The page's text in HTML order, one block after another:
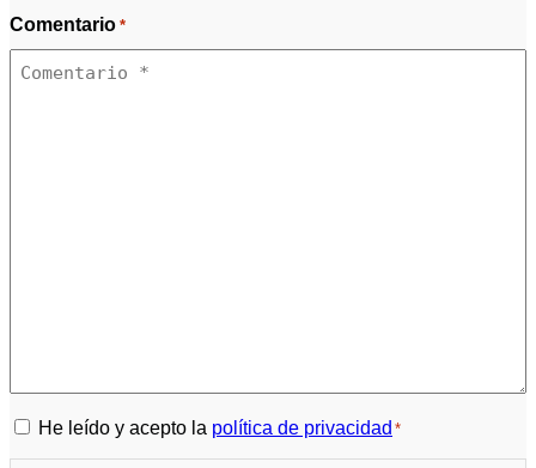
Comentario *
Política
de
He leído y acepto la política de privacidad *